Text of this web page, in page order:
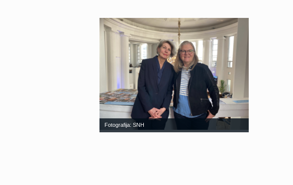
Fotografija: SNH